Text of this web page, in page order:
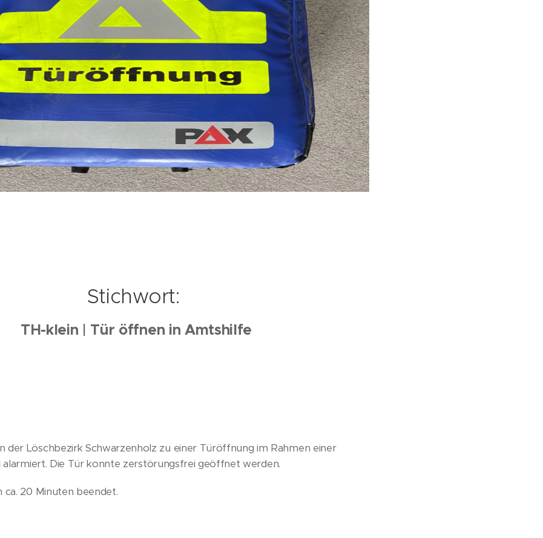
Stichwort:
TH-klein | Tür öffnen in Amtshilfe
der Löschbezirk Schwarzenholz zu einer Türöffnung im Rahmen einer
Die Tür konnte zerstörungsfrei geöffnet werden.
ca. 20 Minuten beendet.